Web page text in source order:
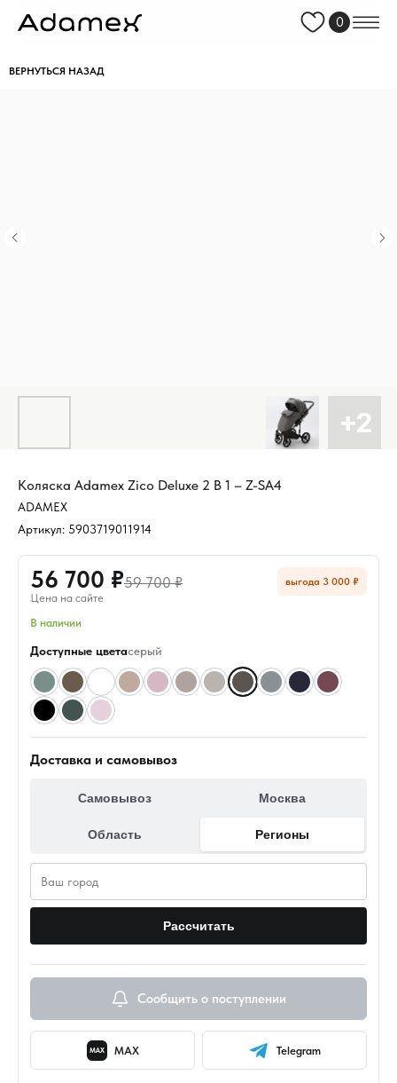
0
ВЕРНУТЬСЯ НАЗАД
Коляска Adamex Zico Deluxe 2 В 1 – Z-SA4
ADAMEX
Артикул: 5903719011914
56 700 ₽59 700 ₽
Цена на сайте
выгода 3 000 ₽
В наличии
Доступные цветасерый
Доставка и самовывоз
Самовывоз Москва
Область Регионы
Рассчитать
Сообщить о поступлении
MAX MAX Telegram